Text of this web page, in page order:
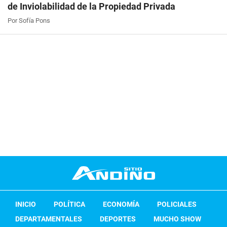
de Inviolabilidad de la Propiedad Privada
Por Sofía Pons
INICIO POLÍTICA ECONOMÍA
POLICIALES
DEPARTAMENTALES
DEPORTES MUCHO SHOW